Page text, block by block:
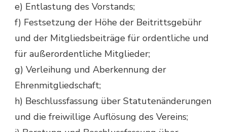
e) Entlastung des Vorstands;
f) Festsetzung der Höhe der Beitrittsgebühr
und der Mitgliedsbeiträge für ordentliche und
für außerordentliche Mitglieder;
g) Verleihung und Aberkennung der
Ehrenmitgliedschaft;
h) Beschlussfassung über Statutenänderungen
und die freiwillige Auflösung des Vereins;